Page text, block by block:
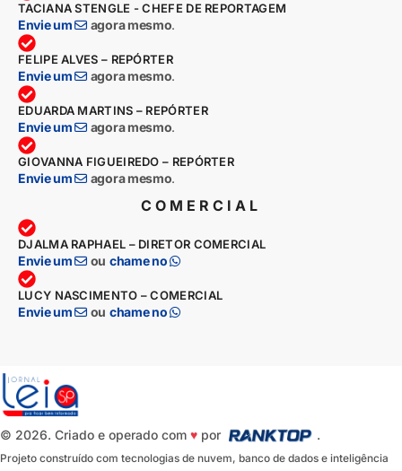
TACIANA STENGLE - CHEFE DE REPORTAGEM
Envie um agora mesmo.
FELIPE ALVES – REPÓRTER
Envie um agora mesmo.
EDUARDA MARTINS – REPÓRTER
Envie um agora mesmo.
GIOVANNA FIGUEIREDO – REPÓRTER
Envie um agora mesmo.
COMERCIAL
DJALMA RAPHAEL – DIRETOR COMERCIAL
Envie um ou chame no
LUCY NASCIMENTO – COMERCIAL
Envie um ou chame no
© 2026. Criado e operado com ♥ por .
Projeto construído com tecnologias de nuvem, banco de dados e inteligência